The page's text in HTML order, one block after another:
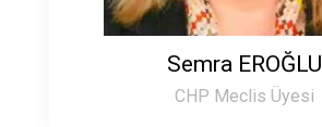
Semra EROĞLU
CHP Meclis Üyesi